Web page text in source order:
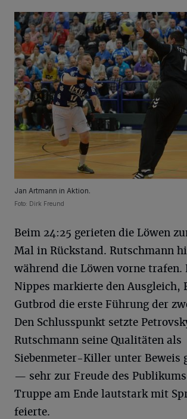
Jan Artmann in Aktion.
Foto: Dirk Freund
Beim 24:25 gerieten die Löwen
Mal in Rückstand. Rutschmann
während die Löwen vorne
Nippes markierte den Ausgleich,
Gutbrod die erste Führung der
Den Schlusspunkt setzte
Rutschmann seine Qualitäten als
Siebenmeter-Killer unter Beweis
— sehr zur Freude des
Truppe am Ende lautstark mit
feierte.